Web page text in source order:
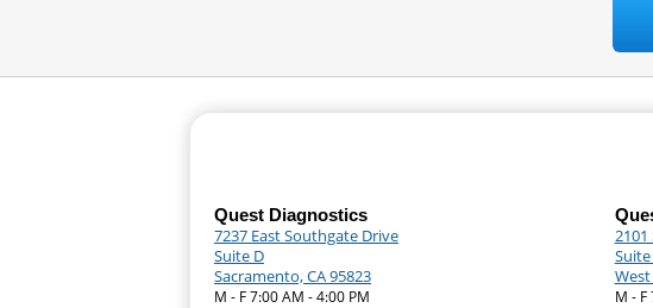
Quest Diagnostics
7237 East Southgate Drive
Suite D
Sacramento, CA 95823
M - F 7:00 AM - 4:00 PM
West
M -